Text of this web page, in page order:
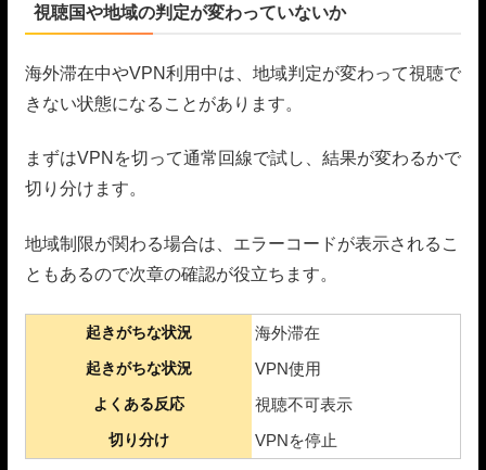
視聴国や地域の判定が変わっていないか
海外滞在中やVPN利用中は、地域判定が変わって視聴で
きない状態になることがあります。
まずはVPNを切って通常回線で試し、結果が変わるかで
切り分けます。
地域制限が関わる場合は、エラーコードが表示されるこ
ともあるので次章の確認が役立ちます。
起きがちな状況 海外滞在
起きがちな状況 VPN使用
よくある反応 視聴不可表示
切り分け VPNを停止